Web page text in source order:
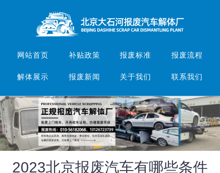
网站首页 补贴政策 报废标准 报废流程
解体展示 报废新闻 关于我们 联系我们
2023北京报废汽车有哪些条件